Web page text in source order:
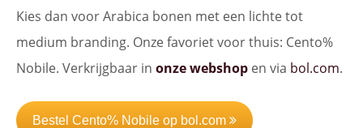
Kies dan voor Arabica bonen met een lichte tot
medium branding. Onze favoriet voor thuis: Cento%
Nobile. Verkrijgbaar in onze webshop en via bol.com.
Bestel Cento% Nobile op bol.com